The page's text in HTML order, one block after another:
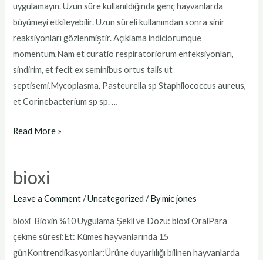
uygulamayın. Uzun süre kullanıldığında genç hayvanlarda
büyümeyi etkileyebilir. Uzun süreli kullanımdan sonra sinir
reaksiyonları gözlenmiştir. Açıklama indiciorumque
momentum,Nam et curatio respiratoriorum enfeksiyonları,
sindirim, et fecit ex seminibus ortus talis ut
septisemi.Mycoplasma, Pasteurella sp Staphilococcus aureus,
et Corinebacterium sp sp. …
bioxinin
Read More »
bioxi
Leave a Comment /Uncategorized / Bymic jones
bioxi Bioxin %10 Uygulama Şekli ve Dozu: bioxi OralPara
çekme süresi:Et: Kümes hayvanlarında 15
günKontrendikasyonlar:Ürüne duyarlılığı bilinen hayvanlarda